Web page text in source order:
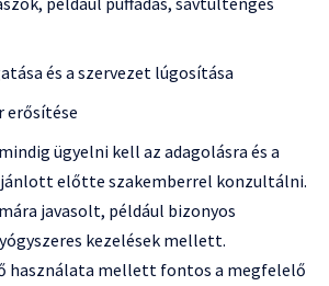
és a szervezet lúgosítása
erősítése
ügyelni kell az adagolásra és a
előtte szakemberrel konzultálni.
javasolt, például bizonyos
kezelések mellett.
használata mellett fontos a megfelelő